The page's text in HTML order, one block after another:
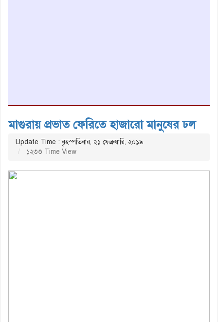
মাগুরায় প্রভাত ফেরিতে হাজারো মানুষের ঢল
Update Time : বৃহস্পতিবার, ২১ ফেব্রুয়ারি, ২০১৯
১২৩৩ Time View